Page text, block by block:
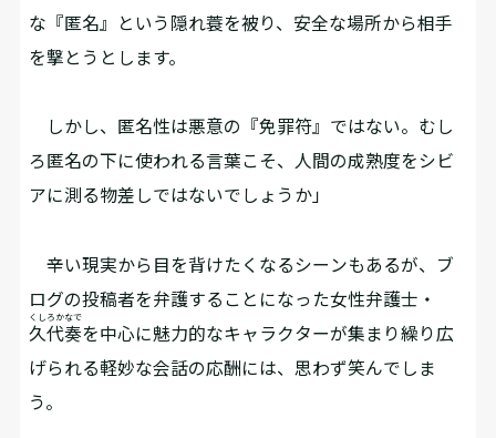
な『匿名』という隠れ蓑を被り、安全な場所から相手
を撃とうとします。
しかし、匿名性は悪意の『免罪符』ではない。むし
ろ匿名の下に使われる言葉こそ、人間の成熟度をシビ
アに測る物差しではないでしょうか」
辛い現実から目を背けたくなるシーンもあるが、ブ
ログの投稿者を弁護することになった女性弁護士・
久代奏
くしろかなで
を中心に魅力的なキャラクターが集まり繰り広
げられる軽妙な会話の応酬には、思わず笑んでしま
う。